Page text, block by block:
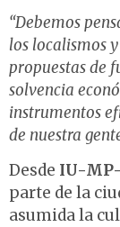
“Debemos
los localismos
propuestas de
solvencia
instrumentos
de nuestra
Desde IU-
parte de la
asumida la